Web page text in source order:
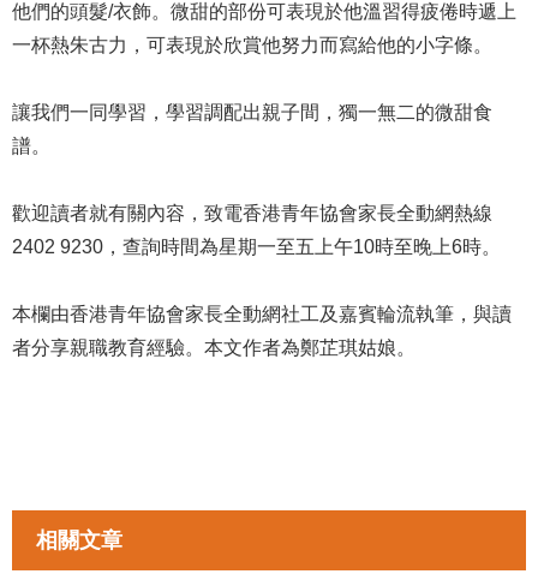
他們的頭髮/衣飾。微甜的部份可表現於他溫習得疲倦時遞上
一杯熱朱古力，可表現於欣賞他努力而寫給他的小字條。
讓我們一同學習，學習調配出親子間，獨一無二的微甜食
譜。
歡迎讀者就有關內容，致電香港青年協會家長全動網熱線
2402 9230，查詢時間為星期一至五上午10時至晚上6時。
本欄由香港青年協會家長全動網社工及嘉賓輪流執筆，與讀
者分享親職教育經驗。本文作者為鄭芷琪姑娘。
相關文章
拉近親子距離